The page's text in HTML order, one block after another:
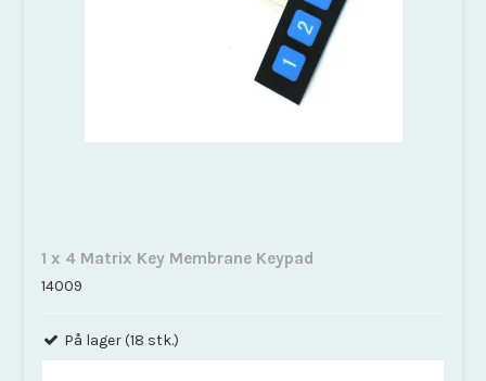
1 x 4 Matrix Key Membrane Keypad
14009
På lager (18 stk.)